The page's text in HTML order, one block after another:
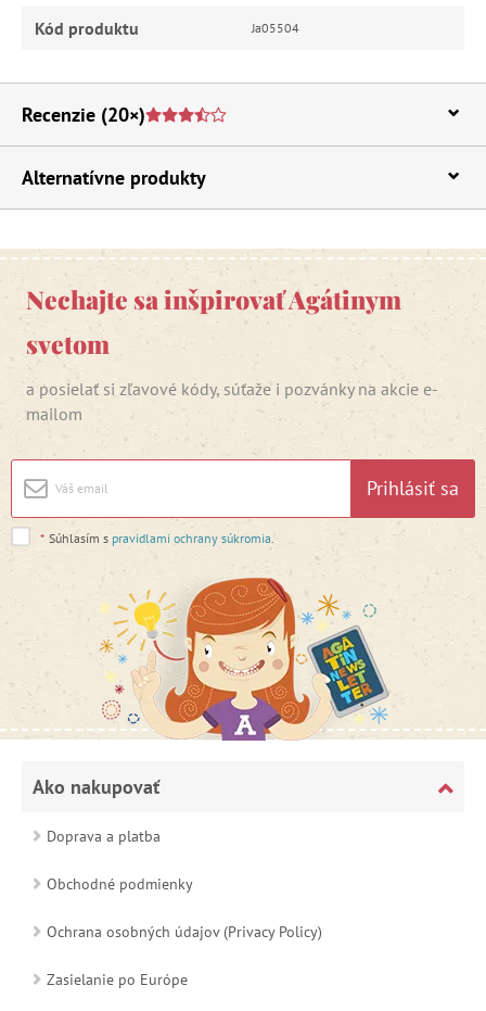
Kód produktu Ja05504
Recenzie (20×)
Alternatívne produkty
Nechajte sa inšpirovať Agátinym
svetom
a posielať si zľavové kódy, súťaže i pozvánky na akcie e-
mailom
Prihlásiť sa
* Súhlasím s pravidlami ochrany súkromia
Ako nakupovať
Doprava a platba
Obchodné podmienky
Ochrana osobných údajov (Privacy Policy)
Zasielanie po Európe